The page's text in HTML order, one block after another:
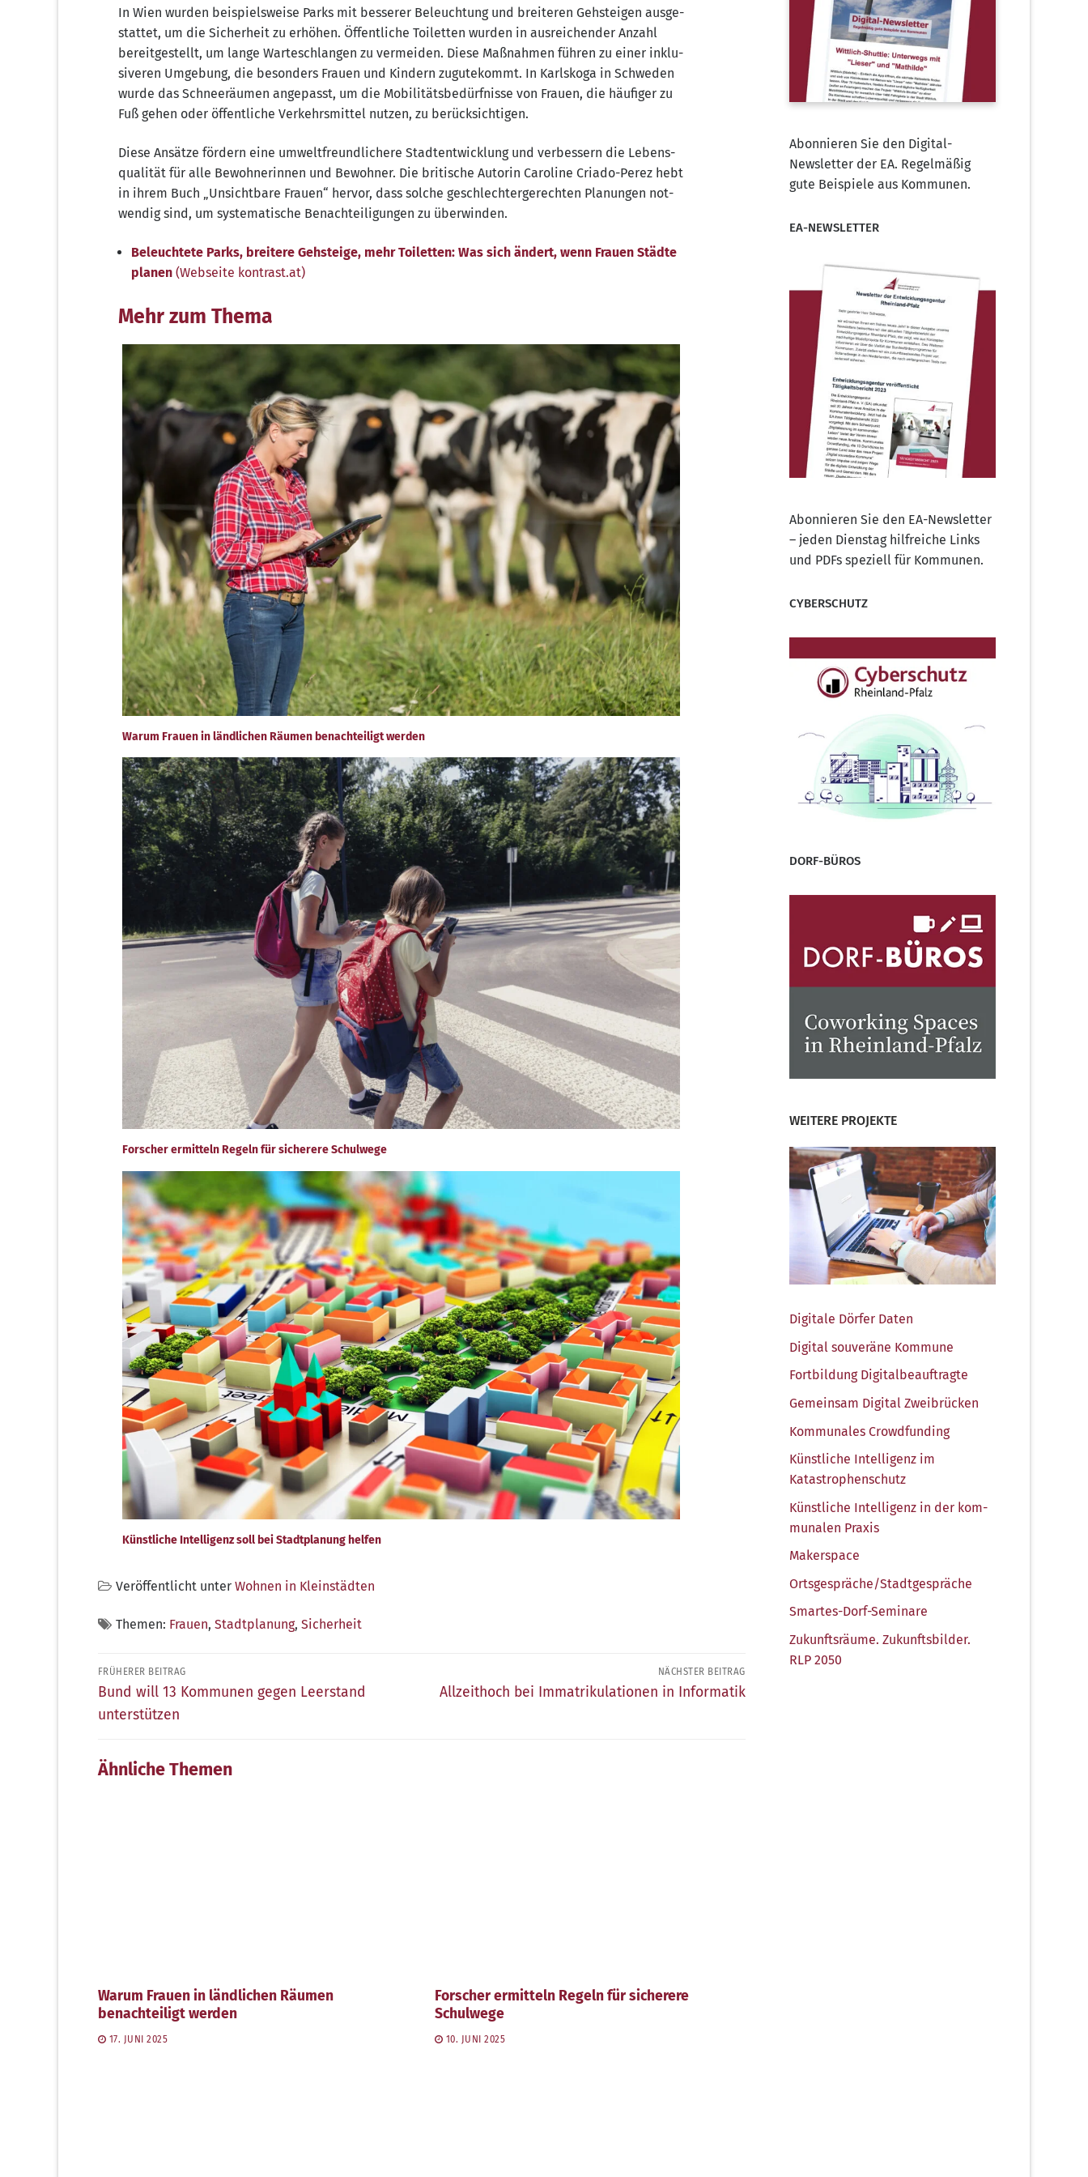
In Wien wur­den bei­spiels­wei­se Parks mit bes­se­rer Beleuch­tung und brei­te­ren Geh­stei­gen aus­ge­
stat­tet, um die Sicher­heit zu erhö­hen. Öffent­li­che Toi­let­ten wur­den in aus­rei­chen­der Anzahl
bereit­ge­stellt, um lan­ge War­te­schlan­gen zu ver­mei­den. Die­se Maß­nah­men füh­ren zu einer inklu­
si­ve­ren Umge­bung, die beson­ders Frau­en und Kin­dern zugu­te­kommt. In Karls­ko­ga in Schwe­den
wur­de das Schnee­räu­men ange­passt, um die Mobi­li­täts­be­dürf­nis­se von Frau­en, die häu­fi­ger zu
Fuß gehen oder öffent­li­che Ver­kehrs­mit­tel nut­zen, zu berücksichtigen.
Die­se Ansät­ze för­dern eine umwelt­freund­li­che­re Stadt­ent­wick­lung und ver­bes­sern die Lebens­
qua­li­tät für alle Bewoh­ne­rin­nen und Bewoh­ner. Die bri­ti­sche Autorin Caro­li­ne Cria­do-Perez hebt
in ihrem Buch „Unsicht­ba­re Frau­en“ her­vor, dass sol­che geschlech­ter­ge­rech­ten Pla­nun­gen not­
wen­dig sind, um sys­te­ma­ti­sche Benach­tei­li­gun­gen zu überwinden.
Beleuch­te­te Parks, brei­te­re Geh­stei­ge, mehr Toi­let­ten: Was sich ändert, wenn Frau­en Städ­te
pla­nen (Web­sei­te kon​trast​.at)
Mehr zum Thema
Warum Frauen in ländlichen Räumen benachteiligt werden
Forscher ermitteln Regeln für sicherere Schulwege
Künstliche Intelligenz soll bei Stadtplanung helfen
Veröffentlicht unter Wohnen in Kleinstädten
Themen: Frauen, Stadtplanung, Sicherheit
Beitragsnavigation
FRÜHERER BEITRAG
Früherer
Beitrag:
Bund will 13 Kommunen gegen Leerstand
unterstützen
NÄCHSTER BEITRAG
Nächster
Allzeithoch bei Immatrikulationen in Informatik
Ähnliche Themen
Warum Frauen in ländlichen Räumen
benachteiligt werden
17. JUNI 2025
Forscher ermitteln Regeln für sicherere
Schulwege
10. JUNI 2025
Abonnieren Sie den Digital-
Newsletter der EA. Regelmäßig
gute Beispiele aus Kommunen.
EA-NEWSLETTER
Abonnieren Sie den EA-Newsletter
– jeden Dienstag hilfreiche Links
und PDFs speziell für Kommunen.
CYBERSCHUTZ
DORF-BÜROS
WEITERE PROJEKTE
Digi­ta­le Dör­fer Daten
Digi­tal sou­ve­rä­ne Kommune
Fort­bil­dung Digitalbeauftragte
Gemein­sam Digi­tal Zweibrücken
Kom­mu­na­les Crowdfunding
Künst­li­che Intel­li­genz im
Katastrophenschutz
Künst­li­che Intel­li­genz in der kom­
mu­na­len Praxis
Maker­space
Ortsgespräche/​Stadtgespräche
Smar­tes-Dorf-Semi­na­re
Zukunfts­räu­me. Zukunfts­bil­der.
RLP 2050